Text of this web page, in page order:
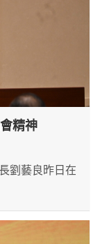
精神
劉藝良昨日在